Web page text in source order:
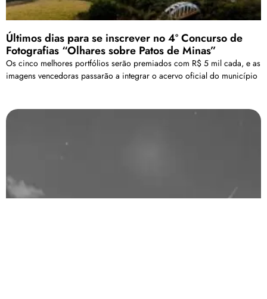
Últimos dias para se inscrever no 4º Concurso de
Fotografias “Olhares sobre Patos de Minas”
Os cinco melhores portfólios serão premiados com R$ 5 mil cada, e as
imagens vencedoras passarão a integrar o acervo oficial do município